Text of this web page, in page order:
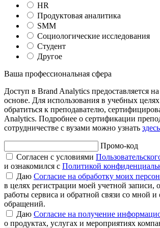
HR
Продуктовая аналитика
SMM
Социологические исследования
Студент
Другое
Ваша профессиональная сфера
Доступ в Brand Analytics предоставляется
основе. Для использования в учебных
обратиться к преподавателю,
Analytics. Подробнее о сертификации
сотрудничестве с вузами можно узнать здесь
Промо-код
Согласен с условиями
и ознакомился с Политикой
Даю Согласие на обработку моих
в целях регистрации моей учетной записи,
работы сервиса и обратной связи со мной
обращений.
Даю Согласие на получение
о продуктах, услугах и мероприятиях